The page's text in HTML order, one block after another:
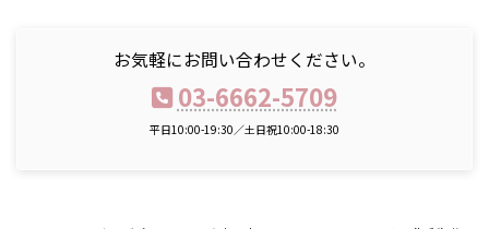
お気軽にお問い合わせください。
03-6662-5709
平日10:00-19:30／土日祝10:00-18:30